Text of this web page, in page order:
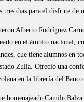
tres días para el disfrute de
Alberto Rodríguez
en el ámbito nacional,
que tiene alumnos en
Zulia. Ofreció una
en la librería del Banco
homenajeado Camilo Balza